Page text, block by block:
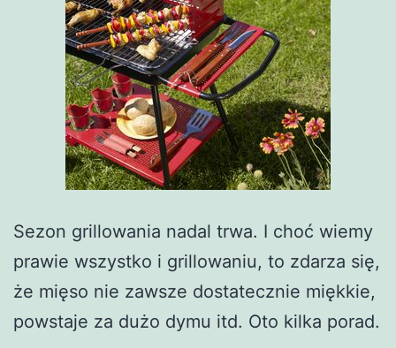
Sezon grillowania nadal trwa. I choć wiemy
prawie wszystko i grillowaniu, to zdarza się,
że mięso nie zawsze dostatecznie miękkie,
powstaje za dużo dymu itd. Oto kilka porad.